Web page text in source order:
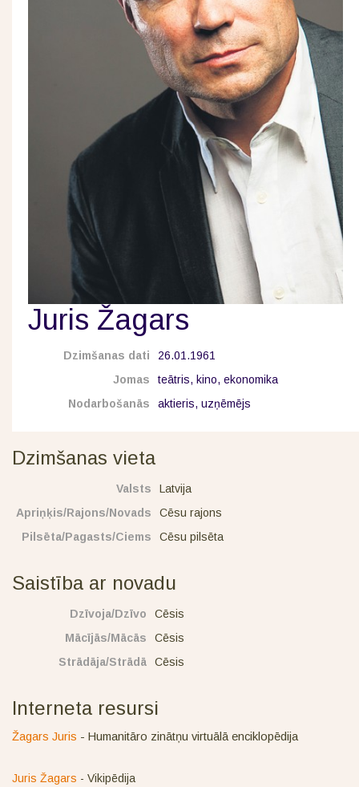
Juris Žagars
Dzimšanas dati
26.01.1961
Jomas
teātris, kino, ekonomika
Nodarbošanās
aktieris, uzņēmējs
Dzimšanas vieta
Valsts
Latvija
Apriņķis/Rajons/Novads
Cēsu rajons
Pilsēta/Pagasts/Ciems
Cēsu pilsēta
Saistība ar novadu
Dzīvoja/Dzīvo
Cēsis
Mācījās/Mācās
Cēsis
Strādāja/Strādā
Cēsis
Interneta resursi
Žagars Juris - Humanitāro zinātņu virtuālā enciklopēdija
Juris Žagars - Vikipēdija